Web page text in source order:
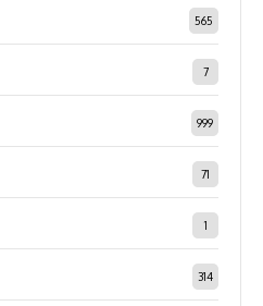
565
7
999
71
1
314